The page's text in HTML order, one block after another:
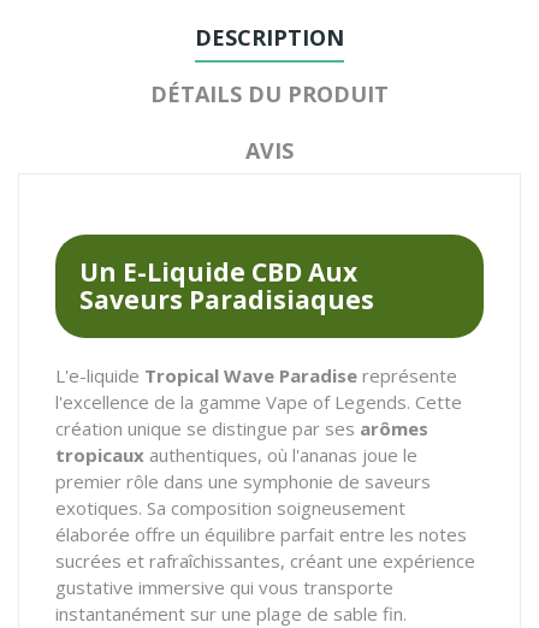
DESCRIPTION
DÉTAILS DU PRODUIT
AVIS
Un E-Liquide CBD Aux
Saveurs Paradisiaques
L'e-liquide Tropical Wave Paradise représente
l'excellence de la gamme Vape of Legends. Cette
création unique se distingue par ses arômes
tropicaux authentiques, où l'ananas joue le
premier rôle dans une symphonie de saveurs
exotiques. Sa composition soigneusement
élaborée offre un équilibre parfait entre les notes
sucrées et rafraîchissantes, créant une expérience
gustative immersive qui vous transporte
instantanément sur une plage de sable fin.